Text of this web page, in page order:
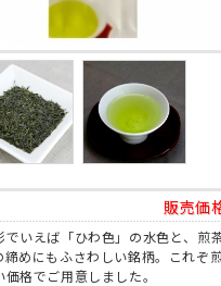
販売価
いえば「ひわ色」の水色と、煎
めにもふさわしい銘柄。これぞ
格でご用意しました。